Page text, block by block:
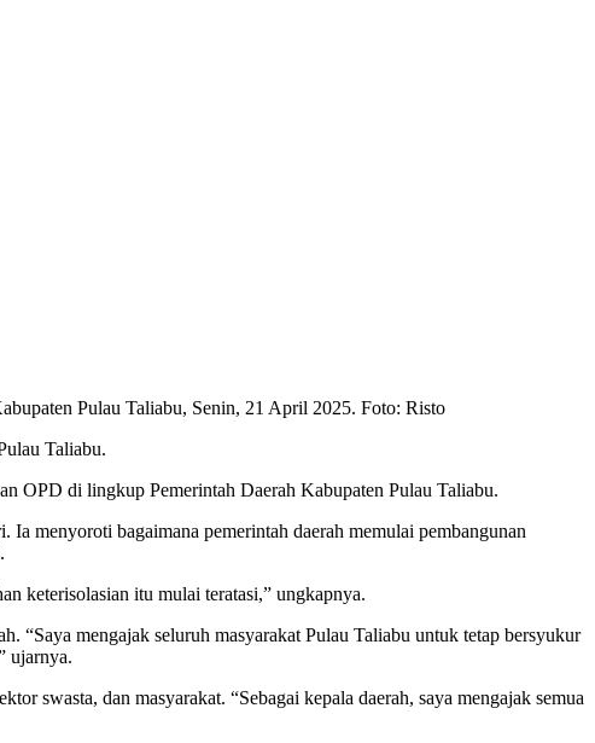
Pulau Taliabu, Senin, 21 April 2025. Foto: Risto
Taliabu.
OPD di lingkup Pemerintah Daerah Kabupaten Pulau Taliabu.
menyoroti bagaimana pemerintah daerah memulai pembangunan
keterisolasian itu mulai teratasi,” ungkapnya.
“Saya mengajak seluruh masyarakat Pulau Taliabu untuk tetap bersyukur
ujarnya.
swasta, dan masyarakat. “Sebagai kepala daerah, saya mengajak semua